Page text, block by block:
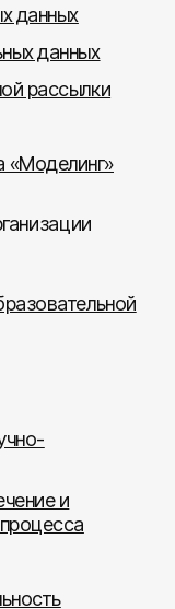
данных
данных
рассылки
«Моделинг»
и